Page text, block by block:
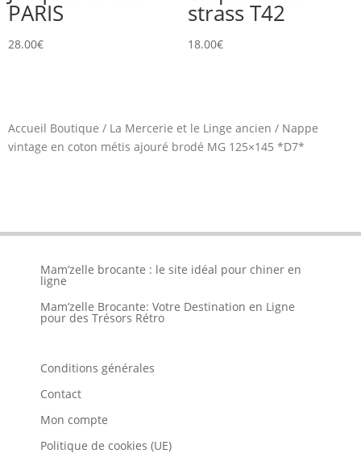
PARIS
28.00€
strass T42
18.00€
Accueil Boutique / La Mercerie et le Linge ancien / Nappe
vintage en coton métis ajouré brodé MG 125×145 *D7*
Mam’zelle brocante : le site idéal pour chiner en
ligne
Mam’zelle Brocante: Votre Destination en Ligne
pour des Trésors Rétro
Conditions générales
Contact
Mon compte
Politique de cookies (UE)